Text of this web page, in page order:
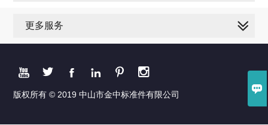

更多服务
     
版权所有 © 2019 中山市金中标准件有限公司